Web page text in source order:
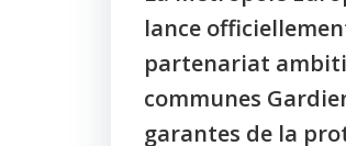
lance
partenariat
communes
garantes de la